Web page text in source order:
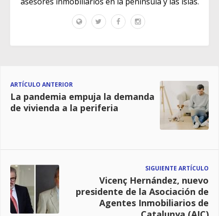
ARTÍCULO ANTERIOR
La pandemia empuja la demanda
de vivienda a la periferia
SIGUIENTE ARTÍCULO
Vicenç Hernández, nuevo
presidente de la Asociación de
Agentes Inmobiliarios de